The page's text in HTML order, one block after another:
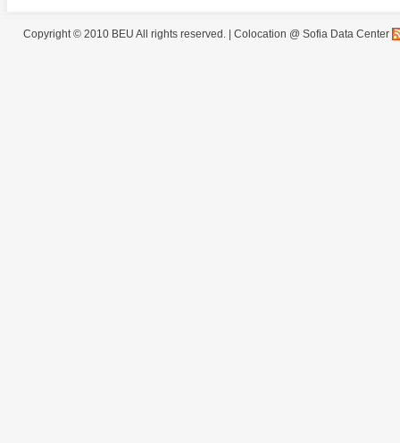
Copyright © 2010 BEU All rights reserved. | Colocation @ Sofia Data Center